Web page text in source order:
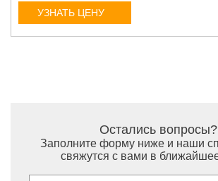
УЗНАТЬ ЦЕНУ
Остались вопросы?
Заполните форму ниже и наши
свяжутся с вами в